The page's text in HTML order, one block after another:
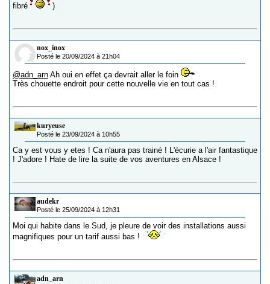
fibré
)
nox_inox
Posté le 20/09/2024 à 21h04
@adn_arn Ah oui en effet ça devrait aller le foin
Très chouette endroit pour cette nouvelle vie en tout cas !
kuryeuse
Posté le 23/09/2024 à 10h55
Ca y est vous y etes ! Ca n'aura pas trainé ! L'écurie a l'air fantastique
! J'adore ! Hate de lire la suite de vos aventures en Alsace !
audekr
Posté le 25/09/2024 à 12h31
Moi qui habite dans le Sud, je pleure de voir des installations aussi
magnifiques pour un tarif aussi bas !
adn_arn